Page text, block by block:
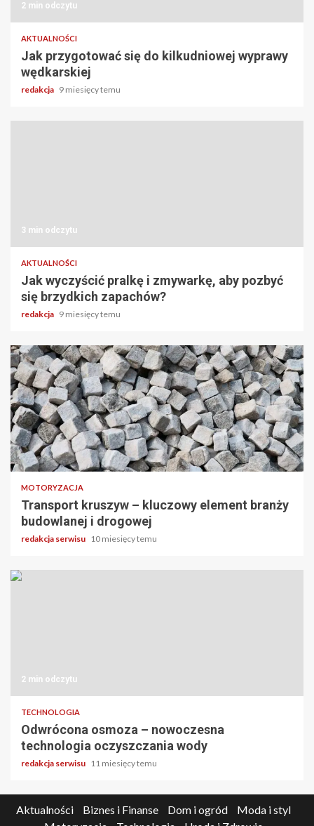
2 min odczytu
AKTUALNOŚCI
Jak przygotować się do kilkudniowej wyprawy
wędkarskiej
redakcja 9 miesięcy temu
3 min odczytu
AKTUALNOŚCI
Jak wyczyścić pralkę i zmywarkę, aby pozbyć
się brzydkich zapachów?
redakcja 9 miesięcy temu
3 min odczytu
MOTORYZACJA
Transport kruszyw – kluczowy element branży
budowlanej i drogowej
redakcja serwisu 10 miesięcy temu
2 min odczytu
TECHNOLOGIA
Odwrócona osmoza – nowoczesna
technologia oczyszczania wody
redakcja serwisu 11 miesięcy temu
Aktualności Biznes i Finanse Dom i ogród
Moda i styl